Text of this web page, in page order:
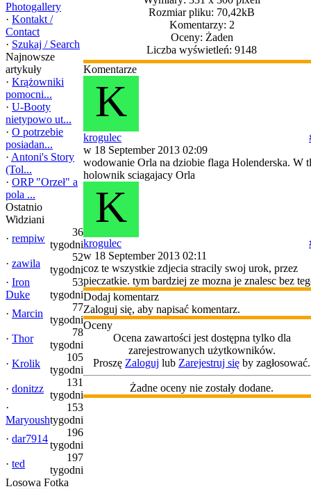
Photogallery
· Kontakt /
Contact
· Szukaj / Search
Najnowsze
artykuły
· Krążowniki
pomocni...
· U-Booty
nietypowo ut...
· O potrzebie
posiadan...
· Antoni's Story
(Tol...
· ORP "Orzeł" a
pola ...
Ostatnio
Widziani
· rempiw
36
tygodni
· zawila
52
tygodni
· Iron
Duke
53
tygodni
· Marcin
77
tygodni
· Thor
78
tygodni
· Krolik
105
tygodni
· donitzz
131
tygodni
·
Maryoush
153
tygodni
· dar7914
196
tygodni
· ted
197
tygodni
Losowa Fotka
Rozmiar pliku: 70,42kB
Komentarzy: 2
Oceny: Żaden
Liczba wyświetleń: 9148
Komentarze
K
krogulec
w 18 September 2013 02:09
wodowanie Orla na dziobie flaga Holenderska. W
holownik sciagajacy Orla
K
krogulec
w 18 September 2013 02:11
coz te wszystkie zdjecia stracily swoj urok, przez
pieczatkie. tym bardziej ze mozna je znalesc bez
Dodaj komentarz
Zaloguj się, aby napisać komentarz.
Oceny
Ocena zawartości jest dostępna tylko dla
zarejestrowanych użytkowników.
Proszę Zaloguj lub Zarejestruj się by zagłosować.
Żadne oceny nie zostały dodane.